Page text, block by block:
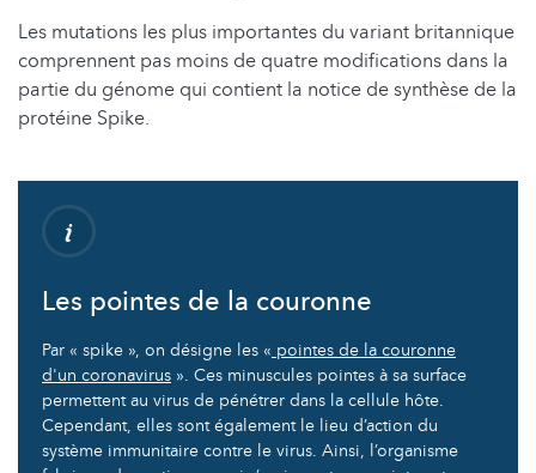
Les mutations les plus importantes du variant britannique
comprennent pas moins de quatre modifications dans la
partie du génome qui contient la notice de synthèse de la
protéine Spike.
Les pointes de la couronne
Par « spike », on désigne les « pointes de la couronne
d'un coronavirus ». Ces minuscules pointes à sa surface
permettent au virus de pénétrer dans la cellule hôte.
Cependant, elles sont également le lieu d’action du
système immunitaire contre le virus. Ainsi, l’organisme